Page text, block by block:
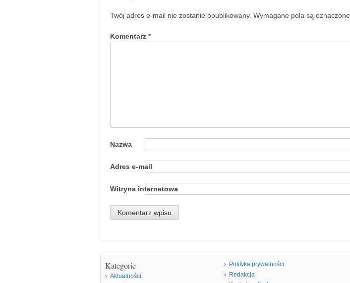
Twój adres e-mail nie zostanie opublikowany. Wymagane pola są oznaczone
Komentarz *
Nazwa
Adres e-mail
Witryna internetowa
Kategorie
Aktualności
Polityka prywatności
Redakcja